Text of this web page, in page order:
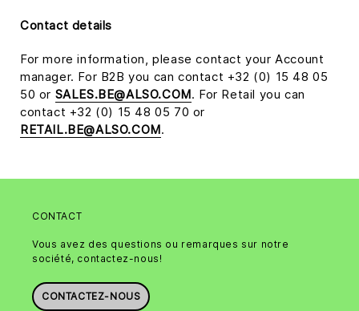
Contact details
For more information, please contact your Account
manager. For B2B you can contact +32 (0) 15 48 05
50 or SALES.BE@ALSO.COM. For Retail you can
contact +32 (0) 15 48 05 70 or
RETAIL.BE@ALSO.COM.
CONTACT
Vous avez des questions ou remarques sur notre
société, contactez-nous!
CONTACTEZ-NOUS